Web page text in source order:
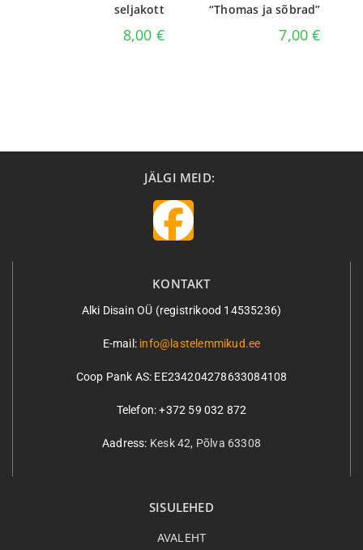
seljakott
8,00 €
“Thomas ja sõbrad”
7,00€
SISULEHED
AVALEHT
KONTAKT
Alki Disain OÜ (registrikood 14535236)
E-mail: info@lastelemmikud.ee
Coop Pank AS: EE234204278633084108
Telefon: +372 59 032 872
Aadress: Kesk 42, Põlva 63308
JÄLGI MEID: